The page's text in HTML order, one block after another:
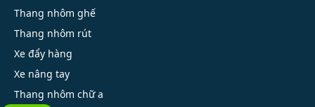
Thang nhôm ghế
Thang nhôm rút
Xe đẩy hàng
Xe nâng tay
Thang nhôm chữ a